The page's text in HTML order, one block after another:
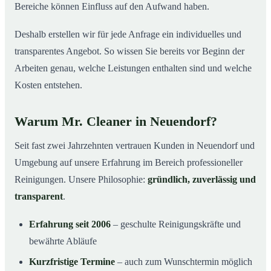
Bereiche können Einfluss auf den Aufwand haben.
Deshalb erstellen wir für jede Anfrage ein individuelles und
transparentes Angebot. So wissen Sie bereits vor Beginn der
Arbeiten genau, welche Leistungen enthalten sind und welche
Kosten entstehen.
Warum Mr. Cleaner in Neuendorf?
Seit fast zwei Jahrzehnten vertrauen Kunden in Neuendorf und
Umgebung auf unsere Erfahrung im Bereich professioneller
Reinigungen. Unsere Philosophie: gründlich, zuverlässig und
transparent.
Erfahrung seit 2006 – geschulte Reinigungskräfte und
bewährte Abläufe
Kurzfristige Termine – auch zum Wunschtermin möglich